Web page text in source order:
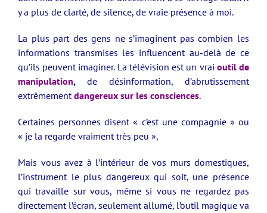
y a plus de clarté, de silence, de vraie présence à moi.
La plus part des gens ne s’imaginent pas combien les
informations transmises les influencent au-delà de ce
qu’ils peuvent imaginer. La télévision est un vrai outil de
manipulation, de désinformation, d’abrutissement
extrêmementdangereux sur les consciences.
Certaines personnes disent « c’est une compagnie » ou
« je la regarde vraiment très peu »,
Mais vous avez à l’intérieur de vos murs domestiques,
l’instrument le plus dangereux qui soit, une présence
qui travaille sur vous, même si vous ne regardez pas
directement l’écran, seulement allumé, l’outil magique va